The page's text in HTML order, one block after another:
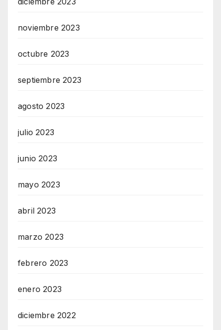
noviembre 2023
octubre 2023
septiembre 2023
agosto 2023
julio 2023
junio 2023
mayo 2023
abril 2023
marzo 2023
febrero 2023
enero 2023
diciembre 2022